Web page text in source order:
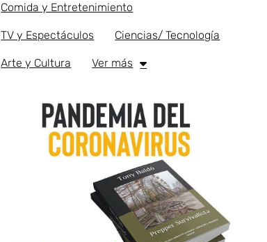
Comida y Entretenimiento
TV y Espectáculos Ciencias/ Tecnología
Arte y Cultura Ver más